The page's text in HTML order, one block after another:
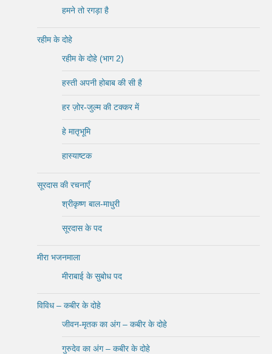
हमने तो रगड़ा है
रहीम के दोहे
रहीम के दोहे (भाग 2)
हस्ती अपनी होबाब की सी है
हर ज़ोर-जुल्म की टक्कर में
हे मातृभूमि
हास्याष्टक
सूरदास की रचनाएँ
श्रीकृष्ण बाल-माधुरी
सूरदास के पद
मीरा भजनमाला
मीराबाई के सुबोध पद
विविध – कबीर के दोहे
जीवन-मृतक का अंग – कबीर के दोहे
गुरुदेव का अंग – कबीर के दोहे